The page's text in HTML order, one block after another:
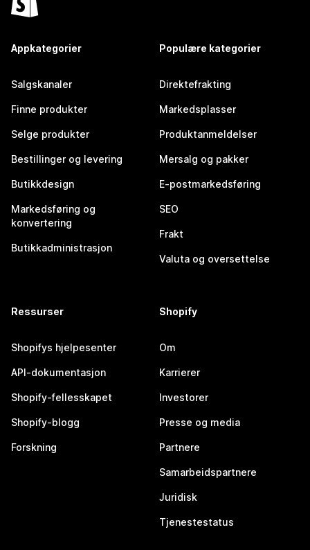
Appkategorier
Salgskanaler
Finne produkter
Selge produkter
Bestillinger og levering
Butikkdesign
Markedsføring og
konvertering
Butikkadministrasjon
Populære kategorier
Direktefrakting
Markedsplasser
Produktanmeldelser
Mersalg og pakker
E-postmarkedsføring
SEO
Frakt
Valuta og oversettelse
Ressurser
Shopifys hjelpesenter
API-dokumentasjon
Shopify-fellesskapet
Shopify-blogg
Forskning
Shopify
Om
Karrierer
Investorer
Presse og media
Partnere
Samarbeidspartnere
Juridisk
Tjenestestatus